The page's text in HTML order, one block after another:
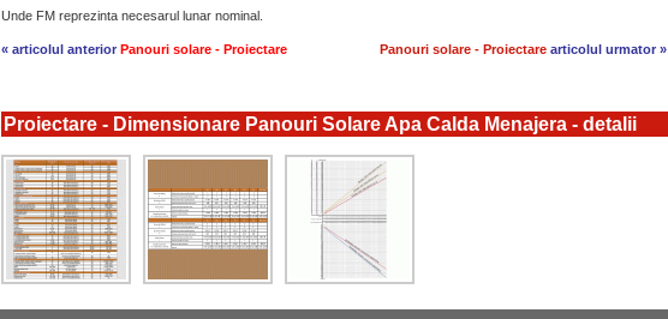
Unde FM reprezinta necesarul lunar nominal.
« articolul anteriorPanouri solare - Proiectare Panouri solare - Proiectare articolul urmator »
Proiectare - Dimensionare Panouri Solare Apa Calda Menajera - detalii